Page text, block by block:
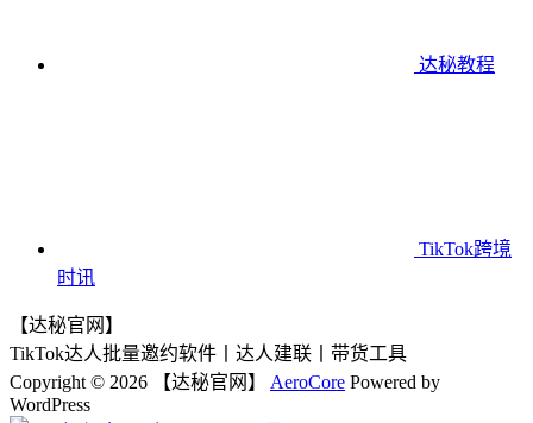
达秘教程
TikTok跨境
时讯
【达秘官网】
TikTok达人批量邀约软件丨达人建联丨带货工具
Copyright © 2026 【达秘官网】 AeroCore Powered by
WordPress